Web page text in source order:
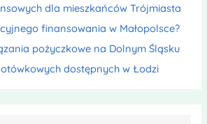
dla mieszkańców Trójmiasta
finansowania w Małopolsce?
pożyczkowe na Dolnym Śląsku
dostępnych w Łodzi